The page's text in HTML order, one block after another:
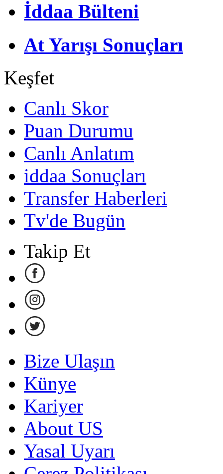
İddaa Bülteni
At Yarışı Sonuçları
Keşfet
Canlı Skor
Puan Durumu
Canlı Anlatım
iddaa Sonuçları
Transfer Haberleri
Tv'de Bugün
Takip Et
Bize Ulaşın
Künye
Kariyer
About US
Yasal Uyarı